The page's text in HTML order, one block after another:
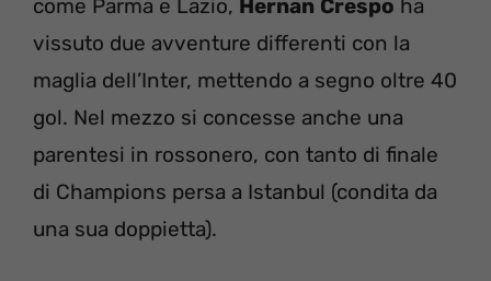
come Parma e Lazio, Hernan Crespo ha
vissuto due avventure differenti con la
maglia dell’Inter, mettendo a segno oltre 40
gol. Nel mezzo si concesse anche una
parentesi in rossonero, con tanto di finale
di Champions persa a Istanbul (condita da
una sua doppietta).